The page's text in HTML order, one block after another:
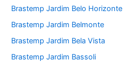
Brastemp Jardim Belo Horizonte
Brastemp Jardim Belmonte
Brastemp Jardim Bela Vista
Brastemp Jardim Bassoli